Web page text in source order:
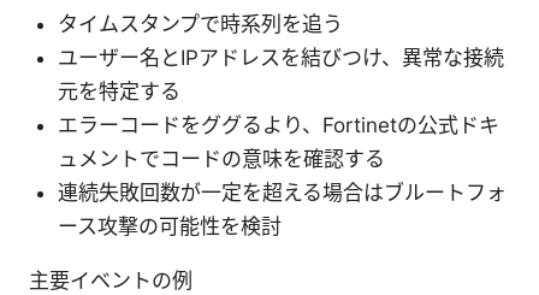
タイムスタンプで時系列を追う
ユーザー名とIPアドレスを結びつけ、異常な接続
元を特定する
エラーコードをググるより、Fortinetの公式ドキ
ュメントでコードの意味を確認する
連続失敗回数が一定を超える場合はブルートフォ
ース攻撃の可能性を検討
主要イベントの例